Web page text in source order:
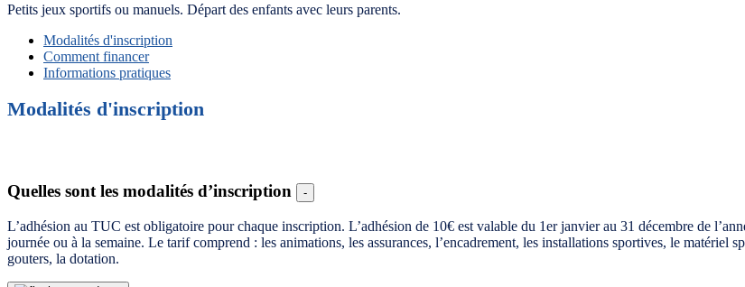
Petits jeux sportifs ou manuels. Départ des enfants avec leurs parents.
Modalités d'inscription
Comment financer
Informations pratiques
Modalités d'inscription
Quelles sont les modalités d’inscription -
L’adhésion au TUC est obligatoire pour chaque inscription. L’adhésion de 10€ est valable du 1er janvier au 31 décembre de
journée ou à la semaine. Le tarif comprend : les animations, les assurances, l’encadrement, les installations sportives, le
gouters, la dotation.